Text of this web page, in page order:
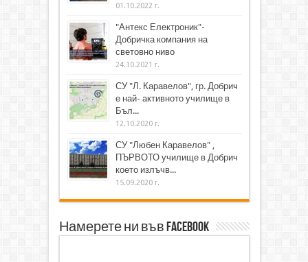
01.10.2022 г.
"Антекс Електроник"-
Добричка компания на
световно ниво
24.10.2021 г.
СУ "Л. Каравелов", гр. Добрич
е най- активното училище в
Бъл...
12.10.2020 г.
СУ "Любен Каравелов" ,
ПЪРВОТО училище в Добрич
което излъчв...
15.09.2020 г.
Намерете ни във Facebook